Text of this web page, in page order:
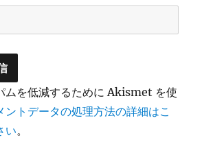
ムを低減するために Akismet を使
ントデータの処理方法の詳細はこ
い。